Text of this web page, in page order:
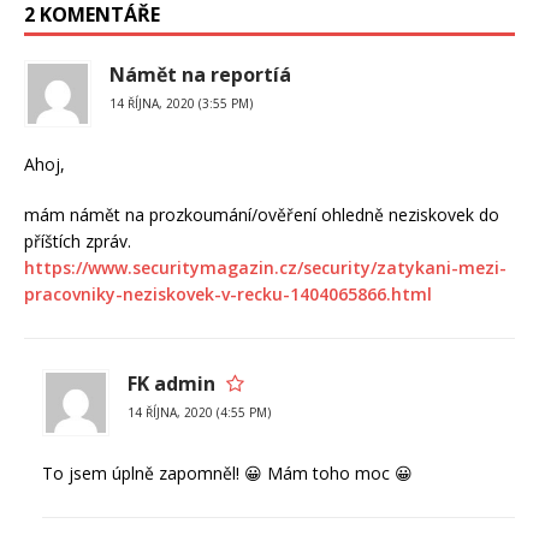
2 KOMENTÁŘE
Námět na reportíá
14 ŘÍJNA, 2020 (3:55 PM)
Ahoj,
mám námět na prozkoumání/ověření ohledně neziskovek do
příštích zpráv.
https://www.securitymagazin.cz/security/zatykani-mezi-
pracovniky-neziskovek-v-recku-1404065866.html
FK admin
14 ŘÍJNA, 2020 (4:55 PM)
To jsem úplně zapomněl! 😀 Mám toho moc 😀